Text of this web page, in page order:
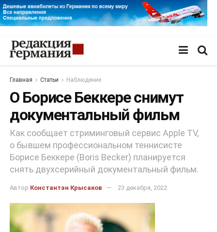
Главная Статьи Наблюдение
О Борисе Беккере снимут
документальный фильм
Как сообщает стриминговый сервис Apple TV,
о бывшем профессиональном теннисисте
Борисе Беккере (Boris Becker) планируется
снять двухсерийный документальный фильм.
Автор Константэн Крысаков 23 декабря, 2022